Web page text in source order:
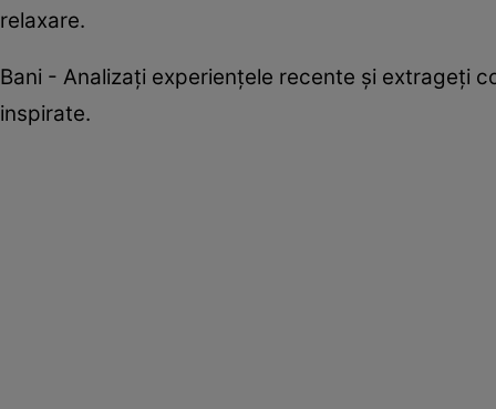
relaxare.
Bani - Analizați experiențele recente și extrageți
inspirate.